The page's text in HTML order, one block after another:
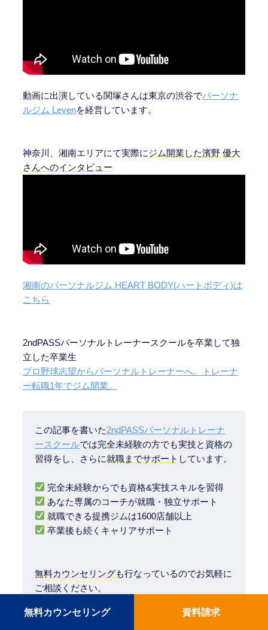
動画に出演している関塚さんは東京の渋谷でパーソナ
ルジム Levenを経営しています。
神奈川、湘南エリアにて実際にジム開業した濱野 優大
さんへのインタビュー
湘南のパーソナルジム HEART BODY(ハートボディ)は
こちら
2ndPASSパーソナルトレーナースクールを卒業して独
立した卒業生
プロ野球志望からパーソナルトレーナーへ。トレーナ
ー転職1年でジム開業。
この記事を書いた2ndPASSパーソナルトレーナ
ースクールでは完全未経験の方でも実技と資格の
習得をし、さらに就職までサポート しています。
完全未経験からでも資格&実技スキルを習得
あなた専属のコーチが就職・独立サポート
就職できる提携ジムは1600店舗以上
卒業後も続くキャリアサポート
無料カウンセリングも行なっているのでお気軽に
ご相談ください。
無料カウンセリング 資料請求